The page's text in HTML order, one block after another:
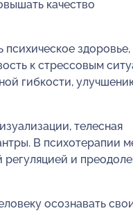
качество
психическое
к стрессовым
гибкости,
телесная
В психотерапии
регуляцией и
осознавать